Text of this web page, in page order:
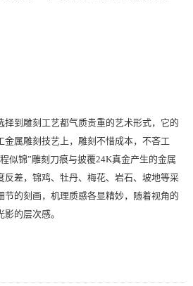
到雕刻工艺都气质贵重的艺术形式，它的
金属雕刻技艺上，雕刻不惜成本，不吝工
似锦”雕刻刀痕与披覆24K真金产生的金属
反差，锦鸡、牡丹、梅花、岩石、坡地等采
节的刻画，机理质感各显精妙，随着视角的
的层次感。